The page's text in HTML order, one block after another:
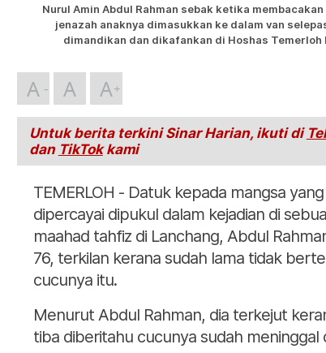
Nurul Amin Abdul Rahman sebak ketika
jenazah anaknya dimasukkan ke dalam van
dimandikan dan dikafankan di Hoshas Temerloh
A A A
Untuk berita terkini Sinar Harian, ikuti di
dan TikTokkami
TEMERLOH - Datuk kepada mangsa
dipercayai dipukul dalam kejadian di
maahad tahfiz di Lanchang, Abdul
76, terkilan kerana sudah lama tidak
cucunya itu.
Menurut Abdul Rahman, dia terkejut
tiba diberitahu cucunya sudah meninggal